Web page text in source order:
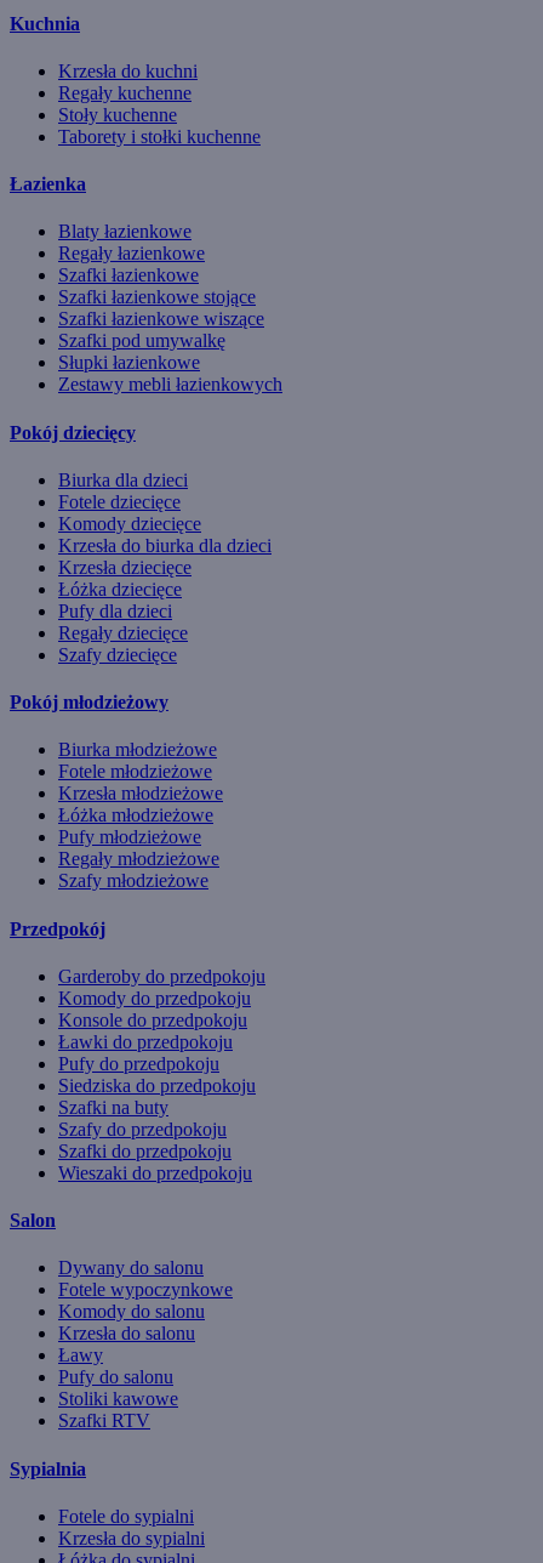
Kuchnia
Krzesła do kuchni
Regały kuchenne
Stoły kuchenne
Taborety i stołki kuchenne
Łazienka
Blaty łazienkowe
Regały łazienkowe
Szafki łazienkowe
Szafki łazienkowe stojące
Szafki łazienkowe wiszące
Szafki pod umywalkę
Słupki łazienkowe
Zestawy mebli łazienkowych
Pokój dziecięcy
Biurka dla dzieci
Fotele dziecięce
Komody dziecięce
Krzesła do biurka dla dzieci
Krzesła dziecięce
Łóżka dziecięce
Pufy dla dzieci
Regały dziecięce
Szafy dziecięce
Pokój młodzieżowy
Biurka młodzieżowe
Fotele młodzieżowe
Krzesła młodzieżowe
Łóżka młodzieżowe
Pufy młodzieżowe
Regały młodzieżowe
Szafy młodzieżowe
Przedpokój
Garderoby do przedpokoju
Komody do przedpokoju
Konsole do przedpokoju
Ławki do przedpokoju
Pufy do przedpokoju
Siedziska do przedpokoju
Szafki na buty
Szafy do przedpokoju
Szafki do przedpokoju
Wieszaki do przedpokoju
Salon
Dywany do salonu
Fotele wypoczynkowe
Komody do salonu
Krzesła do salonu
Ławy
Pufy do salonu
Stoliki kawowe
Szafki RTV
Sypialnia
Fotele do sypialni
Krzesła do sypialni